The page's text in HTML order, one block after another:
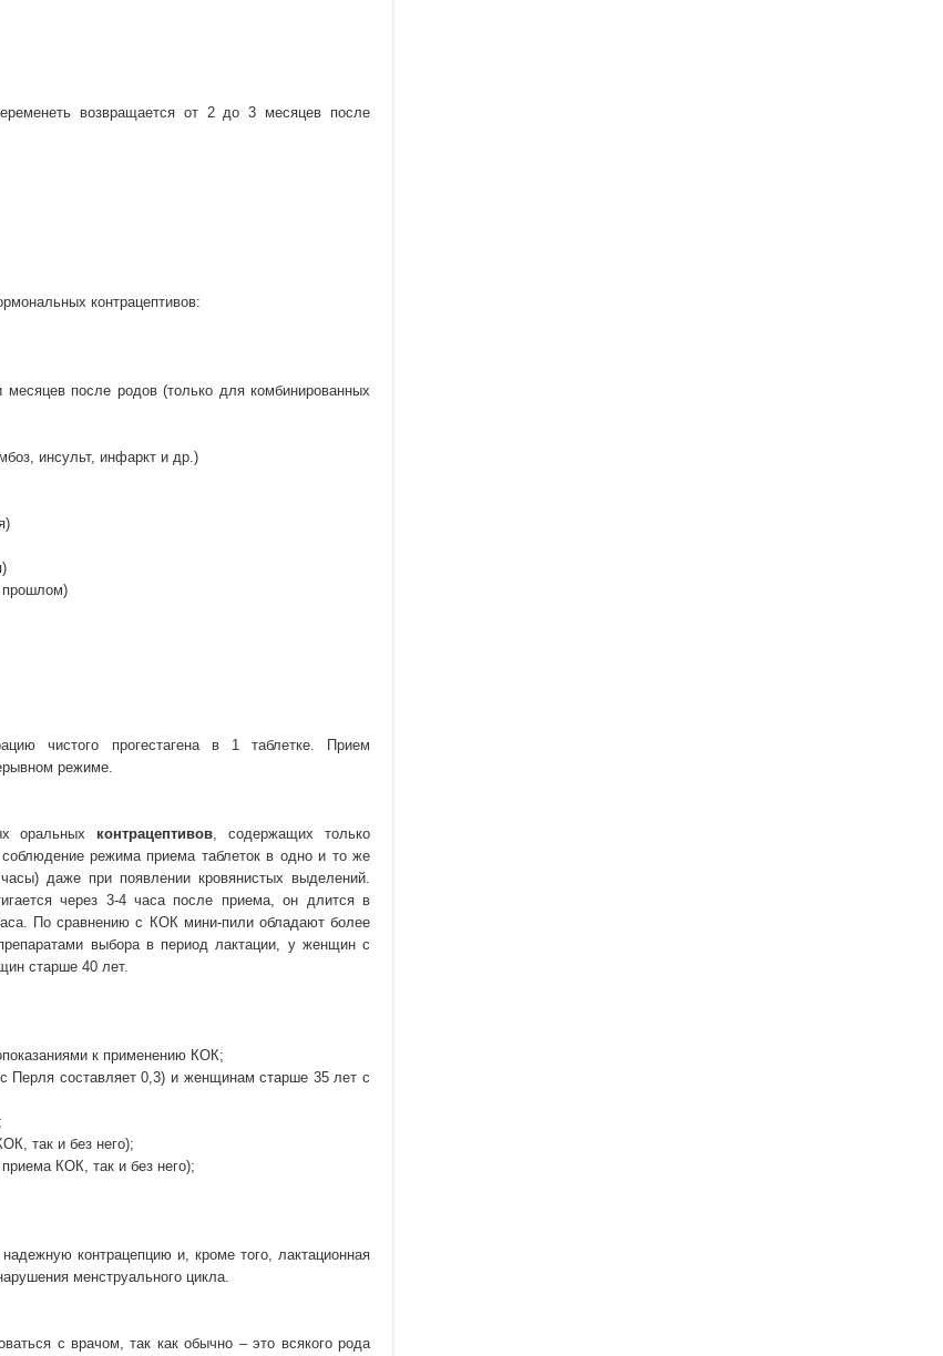
возвращается от 2 до 3 месяцев после
контрацептивов:
после родов (только для комбинированных
инсульт, инфаркт и др.)
прошлом)
чистого прогестагена в 1 таблетке. Прием
режиме.
оральных контрацептивов, содержащих только
соблюдение режима приема таблеток в одно и то же
даже при появлении кровянистых выделений.
через 3-4 часа после приема, он длится в
По сравнению с КОК мини-пили обладают более
выбора в период лактации, у женщин с
старше 40 лет.
к применению КОК;
Перля составляет 0,3) и женщинам старше 35 лет с
так и без него);
КОК, так и без него);
контрацепцию и, кроме того, лактационная
менструального цикла.
с врачом, так как обычно – это всякого рода